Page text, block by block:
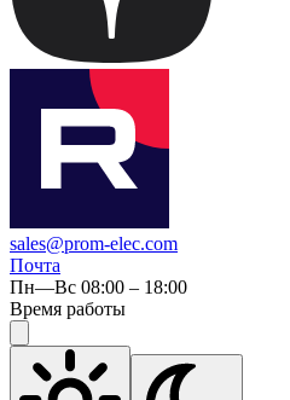
sales@prom-elec.com
Почта
Пн—Вс 08:00 – 18:00
Время работы